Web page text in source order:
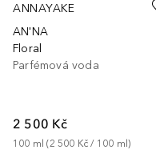
ANNAYAKE
AN'NA
Floral
Parfémová voda
2 500 Kč
100 ml (2 500 Kč / 100 ml)